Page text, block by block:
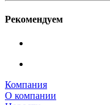
Рекомендуем
Компания
О компании